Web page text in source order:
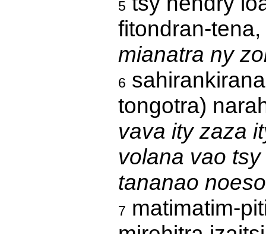
5
fitondran-
mianatra ny
6
tongotra)
vava ity zaza
volana vao
tananao
7 matimatim-